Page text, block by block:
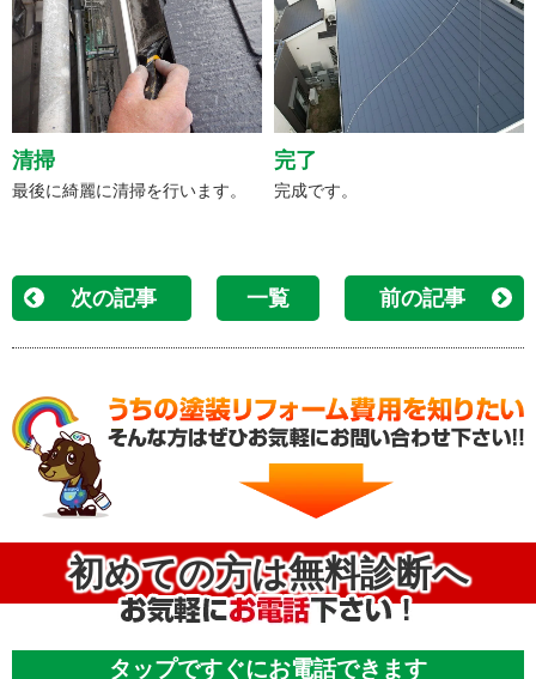
清掃
最後に綺麗に清掃を行います。
完了
完成です。
次の記事 一覧 前の記事
初めての方は無料診断へ
タップですぐにお電話できます